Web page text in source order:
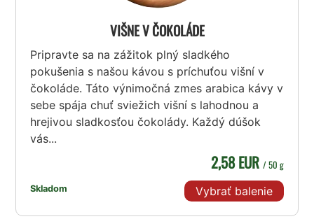
VIŠNE V ČOKOLÁDE
Pripravte sa na zážitok plný sladkého
pokušenia s našou kávou s príchuťou višní v
čokoláde. Táto výnimočná zmes arabica kávy v
sebe spája chuť sviežich višní s lahodnou a
hrejivou sladkosťou čokolády. Každý dúšok
vás...
Skladom
2,58 EUR / 50 g
Vybrať balenie